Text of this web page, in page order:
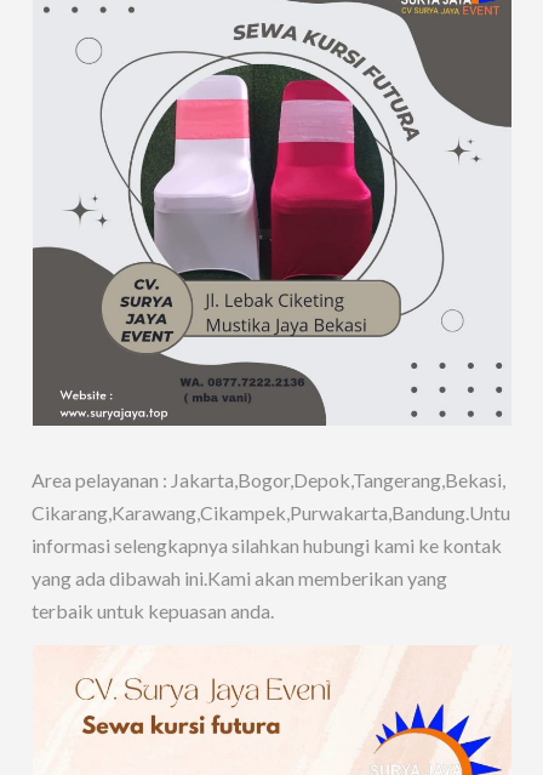
Area pelayanan : Jakarta,Bogor,Depok,Tangerang,Bekasi,
Cikarang,Karawang,Cikampek,Purwakarta,Bandung.Untuk
informasi selengkapnya silahkan hubungi kami ke kontak
yang ada dibawah ini.Kami akan memberikan yang
terbaik untuk kepuasan anda.